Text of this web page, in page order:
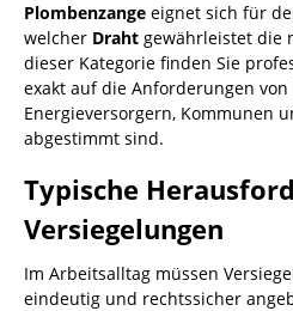
Plombenzange eignet sich für
welcher Draht gewährleistet die
dieser Kategorie finden Sie
exakt auf die Anforderungen
Energieversorgern, Kommunen
abgestimmt sind.
Typische
Versiegelungen
Im Arbeitsalltag müssen
eindeutig und rechtssicher